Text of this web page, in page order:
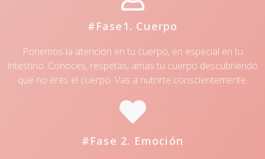
#Fase1. Cuerpo
Ponemos la atención en tu cuerpo, en especial en tu
intestino. Conoces, respetas, amas tu cuerpo descubriendo
que no eres el cuerpo. Vas a nutrirte conscientemente.
#Fase 2. Emoción